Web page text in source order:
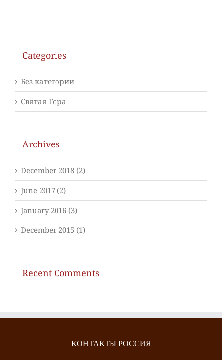
Categories
Без категории
Святая Гора
Archives
December 2018 (2)
June 2017 (2)
January 2016 (3)
December 2015 (1)
Recent Comments
КОНТАКТЫ РОССИЯ